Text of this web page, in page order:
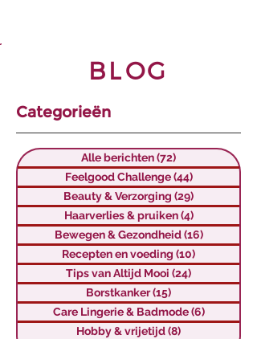
BLOG
Alle berichten(72)
Feelgood Challenge (44)44 posts
Beauty & Verzorging (29)
Haarverlies & pruiken (4)4 posts
Bewegen & Gezondheid (16)16 posts
Recepten en voeding (10)
Tips van Altijd Mooi (24)
Borstkanker(15)
Care Lingerie & Badmode (6)6 posts
Hobby & vrijetijd(8)
Categorieën